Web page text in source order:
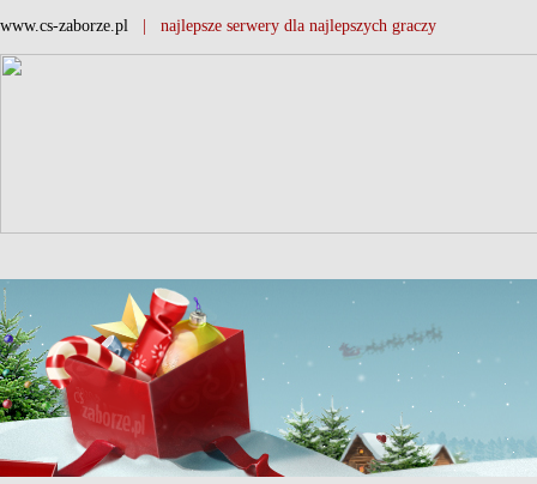
www.cs-zaborze.pl | najlepsze serwery dla najlepszych graczy